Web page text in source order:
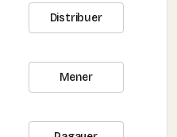
Distribuer
Mener